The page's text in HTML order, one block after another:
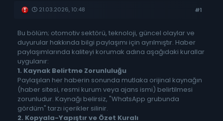
21.03.2026, 10:48 #1
Bu bölüm; otomotiv sektörü, teknoloji, güncel olaylar ve
duyurular hakkında bilgi paylaşımı için ayrılmıştır. Haber
paylaşımlarında kaliteyi korumak adına aşağıdaki kurallar
uygulanır:
1. Kaynak Belirtme Zorunluluğu
Paylaşılan her haberin sonunda mutlaka orijinal kaynağın
(haber sitesi, resmi kurum veya ajans ismi) belirtilmesi
zorunludur. Kaynağı belirsiz, "WhatsApp grubunda
gördüm" tarzı içerikler silinir.
2. Kopyala-Yapıştır ve Özet Kuralı